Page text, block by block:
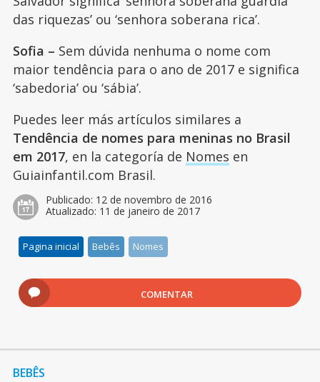
das riquezas’ ou ‘senhora soberana rica’.
Sofia – Sem dúvida nenhuma o nome com
maior tendência para o ano de 2017 e significa
‘sabedoria’ ou ‘sábia’.
Puedes leer más artículos similares a
Tendência de nomes para meninas no Brasil
em 2017, en la categoría de Nomes en
Guiainfantil.com Brasil.
Publicado: 12 de novembro de 2016
Atualizado: 11 de janeiro de 2017
Pagina inicial Bebês Nomes
COMENTAR
BEBÊS